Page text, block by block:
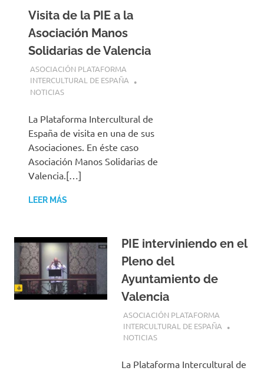
Visita de la PIE a la
Asociación Manos
Solidarias de Valencia
23 JULIO, 2025
ASOCIACIÓN PLATAFORMA
INTERCULTURAL DE ESPAÑA
NOTICIAS
La Plataforma Intercultural de
España de visita en una de sus
Asociaciones. En éste caso
Asociación Manos Solidarias de
Valencia.[…]
LEER MÁS
PIE interviniendo en el
Pleno del
Ayuntamiento de
Valencia
22 JULIO, 2025
ASOCIACIÓN PLATAFORMA
INTERCULTURAL DE ESPAÑA
NOTICIAS
La Plataforma Intercultural de